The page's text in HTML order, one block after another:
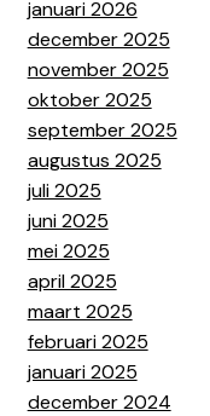
januari 2026
december 2025
november 2025
oktober 2025
september 2025
augustus 2025
juli 2025
juni 2025
mei 2025
april 2025
maart 2025
februari 2025
januari 2025
december 2024